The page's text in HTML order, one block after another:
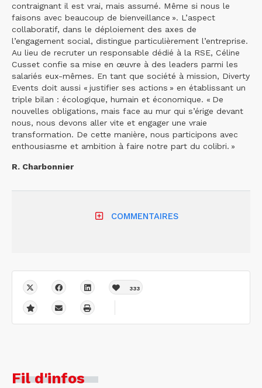
contraignant il est vrai, mais assumé. Même si nous le
faisons avec beaucoup de bienveillance ». L’aspect
collaboratif, dans le déploiement des axes de
l’engagement social, distingue particulièrement l’entreprise.
Au lieu de recruter un responsable dédié à la RSE, Céline
Cusset confie sa mise en œuvre à des leaders parmi les
salariés eux-mêmes. En tant que société à mission, Diverty
Events doit aussi « justifier ses actions » en établissant un
triple bilan : écologique, humain et économique. « De
nouvelles obligations, mais face au mur qui s’érige devant
nous, nous devons aller vite et engager une vraie
transformation. De cette manière, nous participons avec
enthousiasme et ambition à faire notre part du colibri. »
R. Charbonnier
COMMENTAIRES
333
Fil d'infos